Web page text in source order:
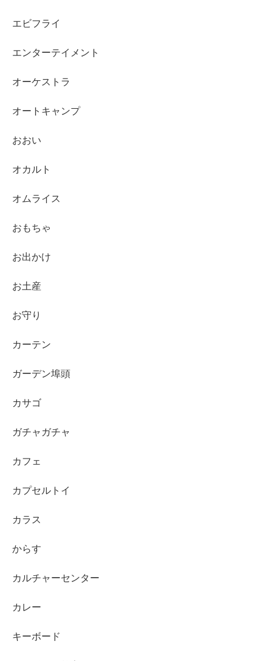
エビフライ
エンターテイメント
オーケストラ
オートキャンプ
おおい
オカルト
オムライス
おもちゃ
お出かけ
お土産
お守り
カーテン
ガーデン埠頭
カサゴ
ガチャガチャ
カフェ
カプセルトイ
カラス
からす
カルチャーセンター
カレー
キーボード